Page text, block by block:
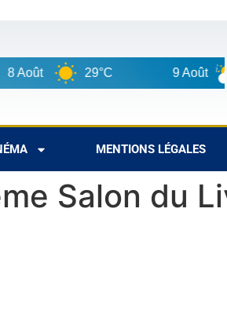
29°C 28°C
MENTIONS LÉGALES
Salon du